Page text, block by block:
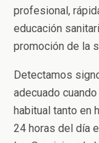
profesional,
educación
promoción de la
Detectamos
adecuado
habitual tanto en
24 horas del día